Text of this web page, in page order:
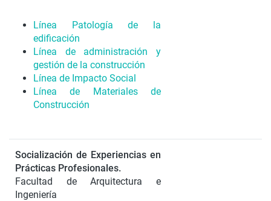
Línea Patología de la
edificación
Línea de administración y
gestión de la construcción
Línea de Impacto Social
Línea de Materiales de
Construcción
Socialización de Experiencias en
Prácticas Profesionales.
Facultad de Arquitectura e
Ingeniería